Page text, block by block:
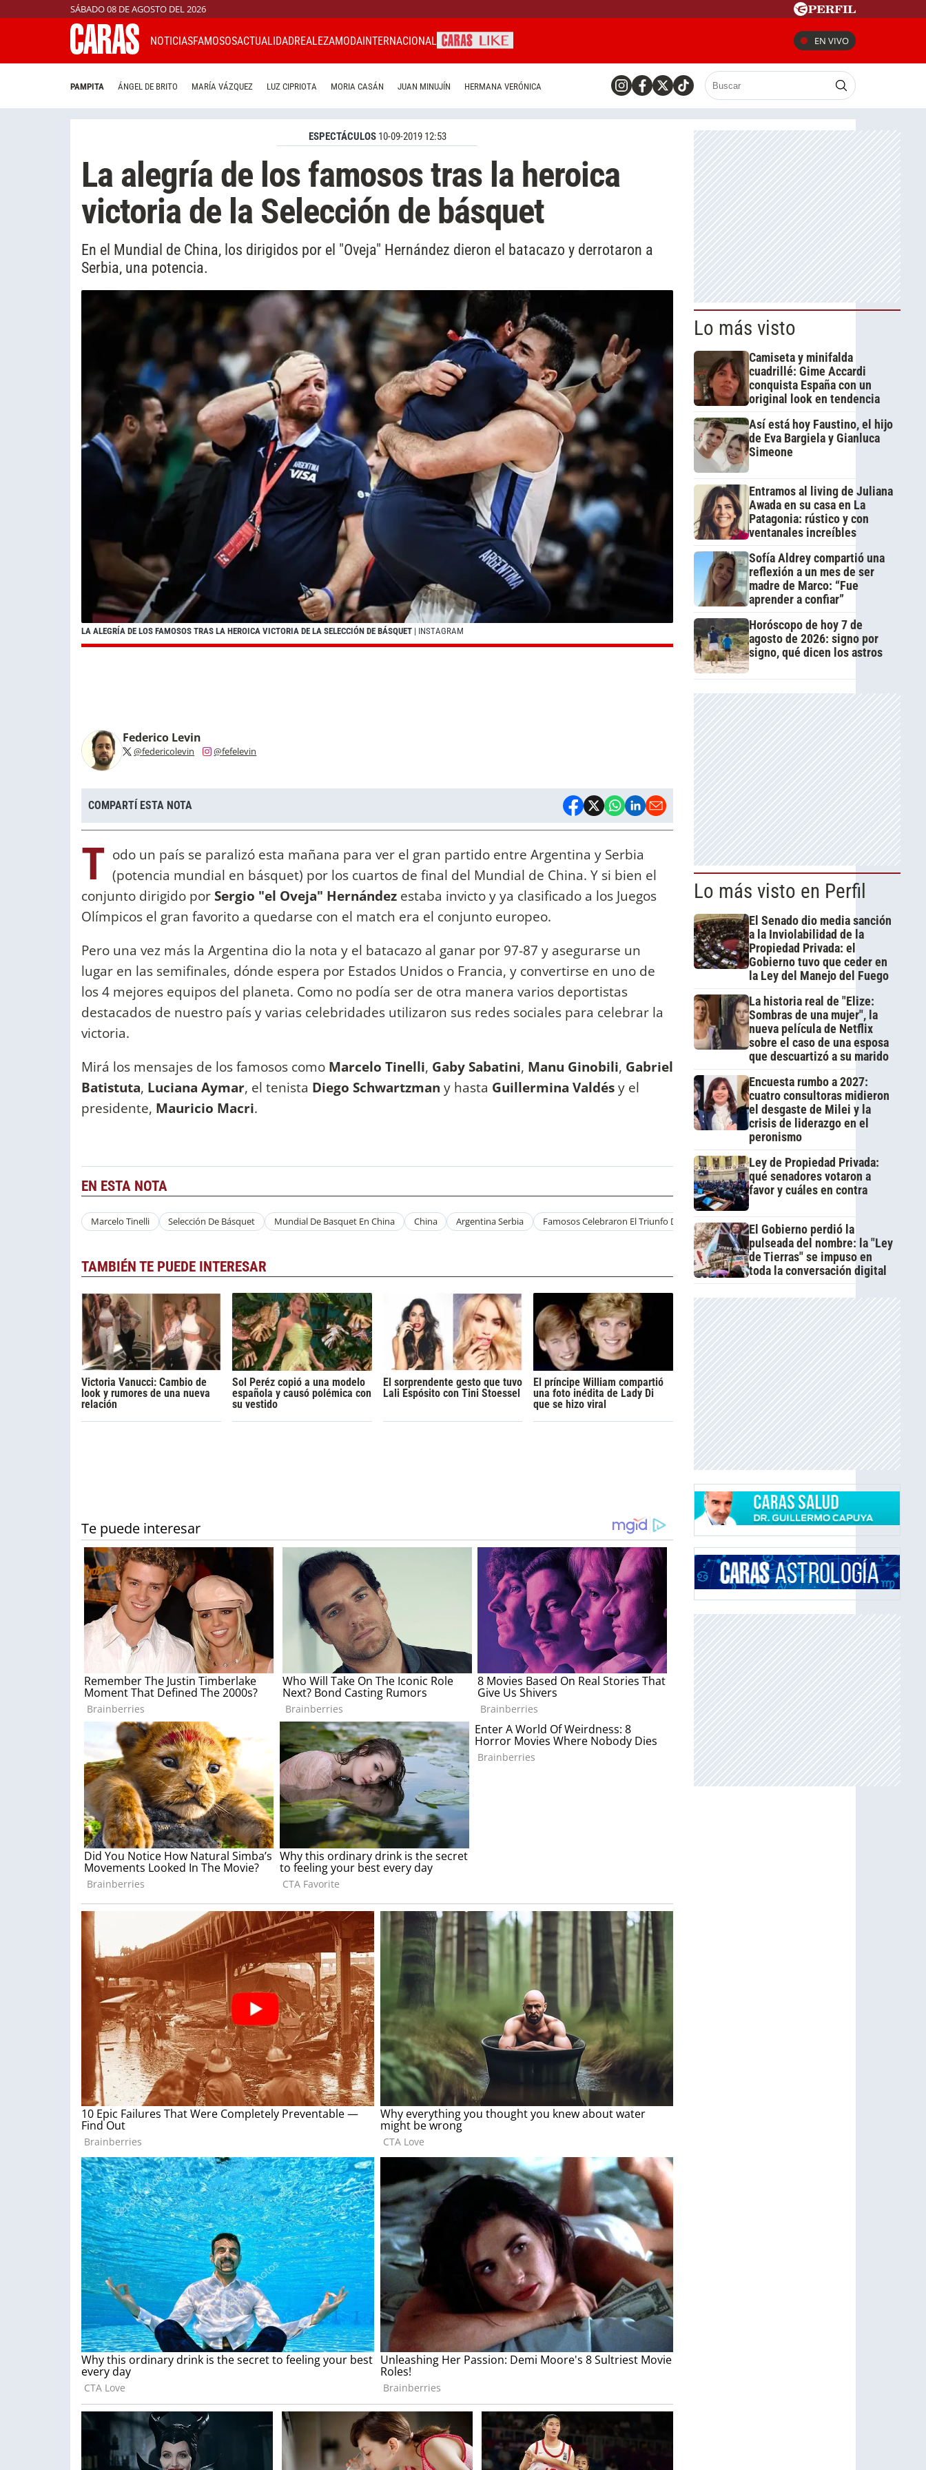
SÁBADO 08 DE AGOSTO DEL 2026
NOTICIASFAMOSOSACTUALIDADREALEZAMODAINTERNACIONAL EN VIVO
PAMPITA ÁNGEL DE BRITO MARÍA VÁZQUEZ LUZ CIPRIOTA MORIA CASÁN JUAN MINUJÍN HERMANA VERÓNICA
ESPECTÁCULOS 10-09-2019 12:53
La alegría de los famosos tras la heroica
victoria de la Selección de básquet
En el Mundial de China, los dirigidos por el "Oveja" Hernández dieron el batacazo y derrotaron a
Serbia, una potencia.
LA ALEGRÍA DE LOS FAMOSOS TRAS LA HEROICA VICTORIA DE LA SELECCIÓN DE BÁSQUET | INSTAGRAM
Federico Levin
@federicolevin @fefelevin
COMPARTÍ ESTA NOTA
T odo un país se paralizó esta mañana para ver el gran partido entre Argentina y Serbia
(potencia mundial en básquet) por los cuartos de final del Mundial de China. Y si bien el
conjunto dirigido porSergio "el Oveja" Hernández estaba invicto y ya clasificado a los Juegos
Olímpicos el gran favorito a quedarse con el match era el conjunto europeo.
Pero una vez más la Argentina dio la nota y el batacazo al ganar por 97-87 y asegurarse un
lugar en las semifinales, dónde espera por Estados Unidos o Francia, y convertirse en uno de
los 4 mejores equipos del planeta. Como no podía ser de otra manera varios deportistas
destacados de nuestro país y varias celebridades utilizaron sus redes sociales para celebrar la
victoria.
Mirá los mensajes de los famosos como Marcelo Tinelli, Gaby Sabatini, Manu Ginobili, Gabriel
Batistuta, Luciana Aymar, el tenista Diego Schwartzman y hasta Guillermina Valdésy el
presidente, Mauricio Macri.
EN ESTA NOTA
Marcelo Tinelli Selección De Básquet Mundial De Basquet En China China Argentina Serbia Famosos Celebraron El Triunfo De Argentina Luis Scola Facu Campazzo
TAMBIÉN TE PUEDE INTERESAR
Victoria Vanucci: Cambio de
look y rumores de una nueva
relación
Sol Peréz copió a una modelo
española y causó polémica con
su vestido
El sorprendente gesto que tuvo
Lali Espósito con Tini Stoessel
El príncipe William compartió
una foto inédita de Lady Di
que se hizo viral
Lo más visto
Camiseta y minifalda
cuadrillé: Gime Accardi
conquista España con un
original look en tendencia
Así está hoy Faustino, el hijo
de Eva Bargiela y Gianluca
Simeone
Entramos al living de Juliana
Awada en su casa en La
Patagonia: rústico y con
ventanales increíbles
Sofía Aldrey compartió una
reflexión a un mes de ser
madre de Marco: “Fue
aprender a confiar”
Horóscopo de hoy 7 de
agosto de 2026: signo por
signo, qué dicen los astros
Lo más visto en Perfil
El Senado dio media sanción
a la Inviolabilidad de la
Propiedad Privada: el
Gobierno tuvo que ceder en
la Ley del Manejo del Fuego
La historia real de "Elize:
Sombras de una mujer", la
nueva película de Netflix
sobre el caso de una esposa
que descuartizó a su marido
Encuesta rumbo a 2027:
cuatro consultoras midieron
el desgaste de Milei y la
crisis de liderazgo en el
peronismo
Ley de Propiedad Privada:
qué senadores votaron a
favor y cuáles en contra
El Gobierno perdió la
pulseada del nombre: la "Ley
de Tierras" se impuso en
toda la conversación digital